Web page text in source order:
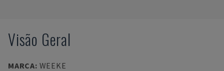
Visão Geral
MARCA: WEEKE